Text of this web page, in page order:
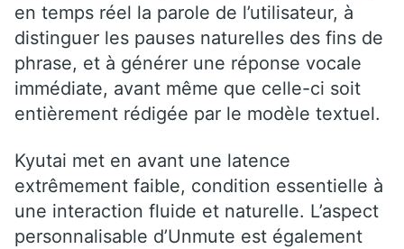
en temps réel la parole de l’utilisateur, à
distinguer les pauses naturelles des fins de
phrase, et à générer une réponse vocale
immédiate, avant même que celle-ci soit
entièrement rédigée par le modèle textuel.
Kyutai met en avant une latence
extrêmement faible, condition essentielle à
une interaction fluide et naturelle. L’aspect
personnalisable d’Unmute est également